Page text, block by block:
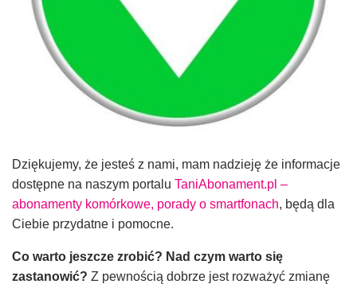
Dziękujemy, że jesteś z nami, mam nadzieję że informacje
dostępne na naszym portalu TaniAbonament.pl –
abonamenty komórkowe, porady o smartfonach, będą dla
Ciebie przydatne i pomocne.
Co warto jeszcze zrobić? Nad czym warto się
zastanowić? Z pewnością dobrze jest rozważyć zmianę